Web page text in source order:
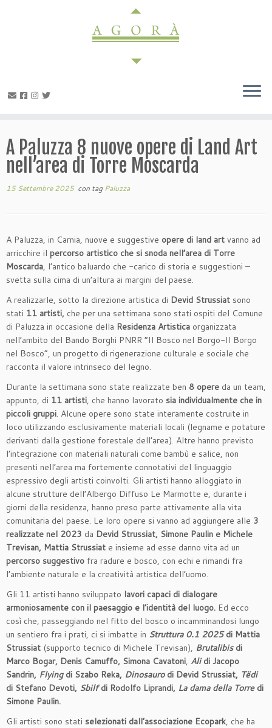
A Paluzza 8 nuove opere di Land Art
nell’area di Torre Moscarda
15 Settembre 2025con tagPaluzza
A Paluzza, in Carnia, nuove e suggestive opere di land art vanno ad
arricchire il percorso artistico che si snoda nell’area di Torre
Moscarda, l’antico baluardo che -carico di storia e suggestioni –
svetta sulla cima di un’altura ai margini del paese.
A realizzarle, sotto la direzione artistica di Devid Strussiat sono
stati 11 artisti, che per una settimana sono stati ospiti del Comune
di Paluzza in occasione della Residenza Artistica organizzata
nell’ambito del Bando Borghi PNRR “Il Bosco nel Borgo-Il Borgo
nel Bosco”, un progetto di rigenerazione culturale e sociale che
racconta il valore intrinseco del legno.
Durante la settimana sono state realizzate ben 8 opere da un team,
appunto, di 11 artisti, che hanno lavorato sia individualmente che in
piccoli gruppi. Alcune opere sono state interamente costruite in
loco utilizzando esclusivamente materiali locali (legname e potature
derivanti dalla gestione forestale dell’area). Altre hanno previsto
l’integrazione con materiali naturali come bambù e salice, non
presenti nell’area ma fortemente connotativi del linguaggio
espressivo degli artisti coinvolti. Gli artisti hanno alloggiato in
alcune strutture dell’Albergo Diffuso Le Marmotte e, durante i
giorni della residenza, hanno preso parte attivamente alla vita
comunitaria del paese. Le loro opere si vanno ad aggiungere alle 3
realizzate nel 2023 da Devid Strussiat, Simone Paulin e Michele
Trevisan, Mattia Strussiat e insieme ad esse danno vita ad un
percorso suggestivo fra radure e bosco, con echi e rimandi fra
l’ambiente naturale e la creatività artistica dell’uomo.
Gli 11 artisti hanno sviluppato lavori capaci di dialogare
armoniosamente con il paesaggio e l’identità del luogo. Ed ecco
così che, passeggiando nel fitto del bosco o incamminandosi lungo
un sentiero fra i prati, ci si imbatte in Struttura 0.1 2025di Mattia
Strussiat (supporto tecnico di Michele Trevisan), Brutalibisdi
Marco Bogar, Denis Camuffo, Simona Cavatoni, Alidi Jacopo
Sandrin, Flying di Szabo Reka, Dinosauro di Devid Strussiat, Tëdi
di Stefano Devoti, Sbilfdi Rodolfo Liprandi, La dama della Torredi
Simone Paulin.
Gli artisti sono stati selezionati dall’associazione Ecopark, che ha